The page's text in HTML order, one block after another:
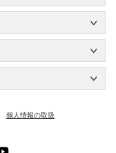
個人情報の取扱